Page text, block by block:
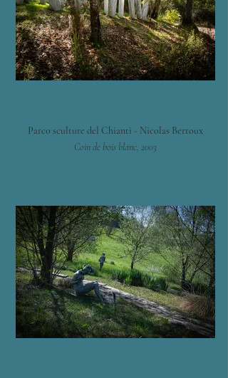
Parco sculture del Chianti - Nicolas Bertoux
Coin de bois blanc, 2003